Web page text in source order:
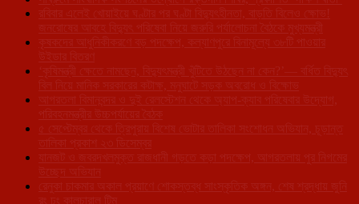
রবিবার এলেই খোয়াইয়ে ঘণ্টার পর ঘণ্টা বিদ্যুৎহীনতা, বাড়তি বিলেও ক্ষোভ!
জনরোষের আবহে বিদ্যুৎ পরিষেবা নিয়ে জরুরি পর্যালোচনা বৈঠকে মুখ্যমন্ত্রী
কৃষকদের আধুনিকীকরণে বড় পদক্ষেপ, কল্যাণপুরে বিনামূল্যে ৩৮টি পাওয়ার
উইডার বিতরণ
‘কৃষিমন্ত্রী ক্ষেতে নামছেন, বিদ্যুৎমন্ত্রী খুঁটিতে উঠছেন না কেন?’— বর্ধিত বিদ্যুৎ
বিল নিয়ে মানিক সরকারের কটাক্ষ, মনুঘাটে সড়ক অবরোধ ও বিক্ষোভ
আগরতলা বিমানবন্দর ও দুই রেলস্টেশন থেকে অ্যাপ-ক্যাব পরিষেবার উদ্যোগ,
পরিবহনমন্ত্রীর উচ্চপর্যায়ের বৈঠক
৫ সেপ্টেম্বর থেকে ত্রিপুরায় বিশেষ ভোটার তালিকা সংশোধন অভিযান, চূড়ান্ত
তালিকা প্রকাশ ২৩ ডিসেম্বর
যানজট ও জবরদখলমুক্ত রাজধানী গড়তে কড়া পদক্ষেপ, আগরতলায় পুর নিগমের
উচ্ছেদ অভিযান
রেনুকা চাকমার অকাল প্রয়াণে শোকস্তব্ধ সাংস্কৃতিক অঙ্গন, শেষ শ্রদ্ধায় জুনি
রং ঢং কালচারাল টিম